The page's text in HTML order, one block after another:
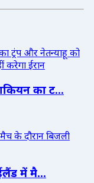
का ट...
में मै...